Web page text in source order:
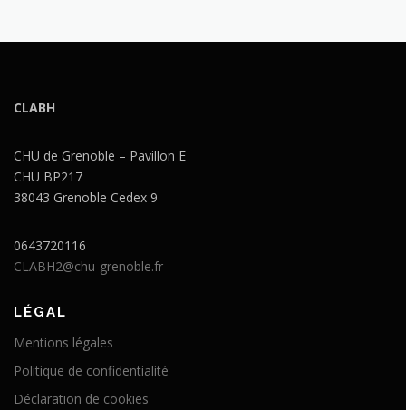
CLABH
CHU de Grenoble – Pavillon E
CHU BP217
38043 Grenoble Cedex 9
0643720116
CLABH2@chu-grenoble.fr
LÉGAL
Mentions légales
Politique de confidentialité
Déclaration de cookies